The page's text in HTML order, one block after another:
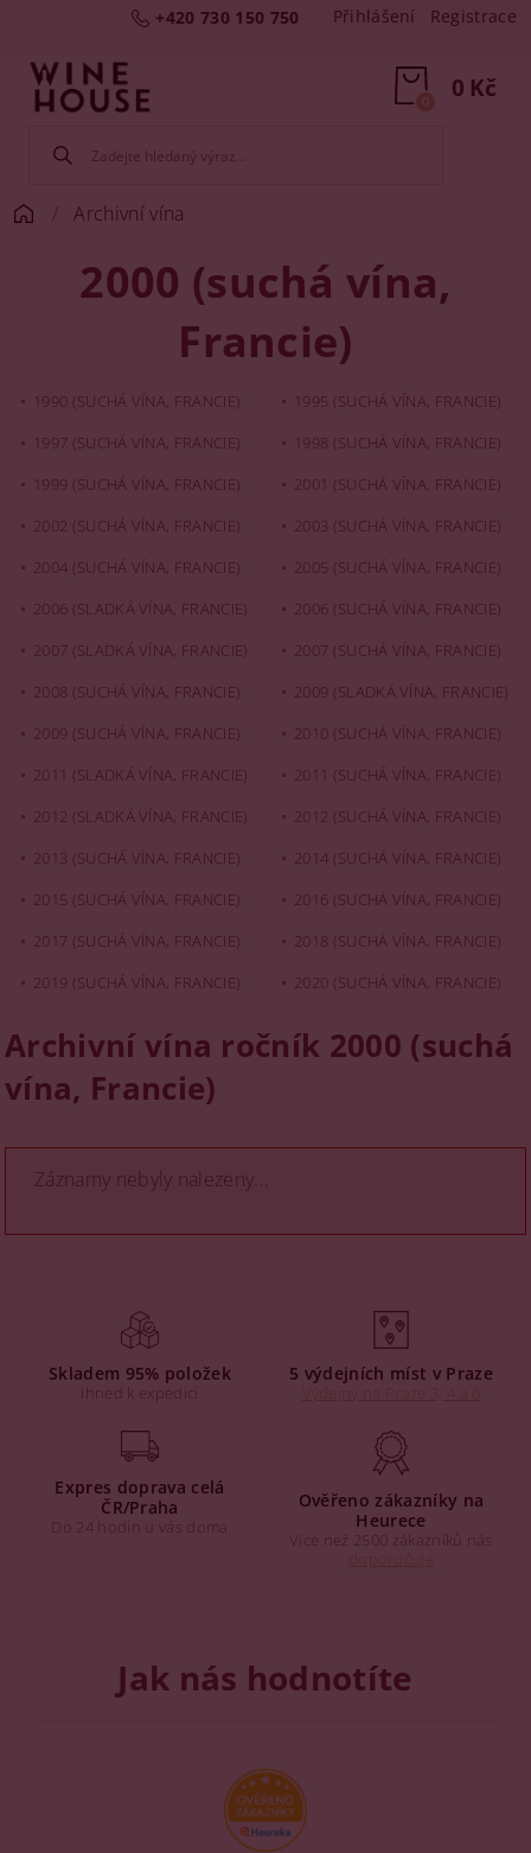
+420 730 150 750 Přihlášení Registrace
0 Kč
0
Archivní vína
2000 (suchá vína,
Francie)
1990 (SUCHÁ VÍNA, FRANCIE)
1995 (SUCHÁ VÍNA, FRANCIE)
1997 (SUCHÁ VÍNA, FRANCIE)
1998 (SUCHÁ VÍNA, FRANCIE)
1999 (SUCHÁ VÍNA, FRANCIE)
2001 (SUCHÁ VÍNA, FRANCIE)
2002 (SUCHÁ VÍNA, FRANCIE)
2003 (SUCHÁ VÍNA, FRANCIE)
2004 (SUCHÁ VÍNA, FRANCIE)
2005 (SUCHÁ VÍNA, FRANCIE)
2006 (SLADKÁ VÍNA, FRANCIE)
2006 (SUCHÁ VÍNA, FRANCIE)
2007 (SLADKÁ VÍNA, FRANCIE)
2007 (SUCHÁ VÍNA, FRANCIE)
2008 (SUCHÁ VÍNA, FRANCIE)
2009 (SLADKÁ VÍNA, FRANCIE)
2009 (SUCHÁ VÍNA, FRANCIE)
2010 (SUCHÁ VÍNA, FRANCIE)
2011 (SLADKÁ VÍNA, FRANCIE)
2011 (SUCHÁ VÍNA, FRANCIE)
2012 (SLADKÁ VÍNA, FRANCIE)
2012 (SUCHÁ VÍNA, FRANCIE)
2013 (SUCHÁ VÍNA, FRANCIE)
2014 (SUCHÁ VÍNA, FRANCIE)
2015 (SUCHÁ VÍNA, FRANCIE)
2016 (SUCHÁ VÍNA, FRANCIE)
2017 (SUCHÁ VÍNA, FRANCIE)
2018 (SUCHÁ VÍNA, FRANCIE)
2019 (SUCHÁ VÍNA, FRANCIE)
2020 (SUCHÁ VÍNA, FRANCIE)
Archivní vína ročník 2000 (suchá
vína, Francie)
Záznamy nebyly nalezeny...
Skladem 95% položek
Ihned k expedici
5 výdejních míst v Praze
Expres doprava celá
ČR/Praha
Do 24 hodin u vás doma
Ověřeno zákazníky na
Heurece
Více než 2500 zákazníků nás
Jak nás hodnotíte